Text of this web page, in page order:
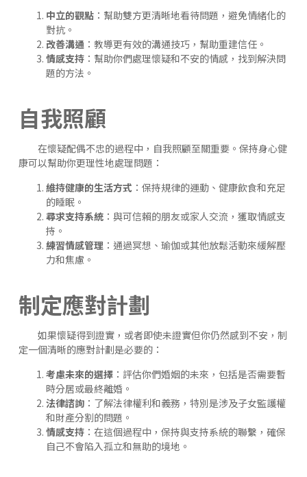
中立的觀點：幫助雙方更清晰地看待問題，避免情緒化的
對抗。
改善溝通：教導更有效的溝通技巧，幫助重建信任。
情感支持：幫助你們處理懷疑和不安的情感，找到解決問
題的方法。
自我照顧
在懷疑配偶不忠的過程中，自我照顧至關重要。保持身心健
康可以幫助你更理性地處理問題：
維持健康的生活方式 ：保持規律的運動、健康飲食和充足
的睡眠。
尋求支持系統：與可信賴的朋友或家人交流，獲取情感支
持。
練習情感管理 ：通過冥想、瑜伽或其他放鬆活動來緩解壓
力和焦慮。
制定應對計劃
如果懷疑得到證實，或者即使未證實但你仍然感到不安，制
定一個清晰的應對計劃是必要的：
考慮未來的選擇：評估你們婚姻的未來，包括是否需要暫
時分居或最終離婚。
法律諮詢：了解法律權利和義務，特別是涉及子女監護權
和財產分割的問題。
情感支持：在這個過程中，保持與支持系統的聯繫，確保
自己不會陷入孤立和無助的境地。